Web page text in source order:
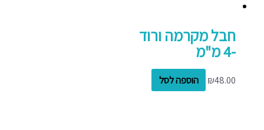
חבל מקרמה ורוד
-4 מ"מ
₪48.00 הוספה לסל